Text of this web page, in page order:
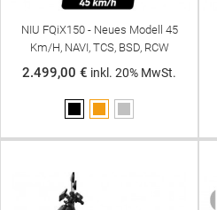
NIU FQiX150 - Neues Modell 45
Km/h, NAVI, TCS, BSD, RCW
2.499,00 € inkl. 20% MwSt.